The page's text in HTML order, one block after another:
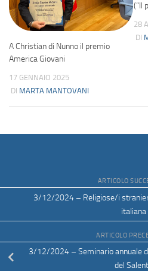
A Christian di Nunno il premio
America Giovani
17 GENNAIO 2025
DI MARTA MANTOVANI
(“Il
28
DI
ARTICOLO
3/12/2024 – Religiose/i
italiana
ARTICOLO
3/12/2024 – Seminario annuale
del